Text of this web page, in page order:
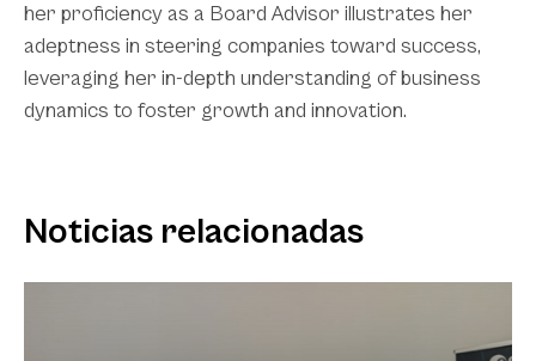
her proficiency as a Board Advisor illustrates her
adeptness in steering companies toward success,
leveraging her in-depth understanding of business
dynamics to foster growth and innovation.
Noticias relacionadas